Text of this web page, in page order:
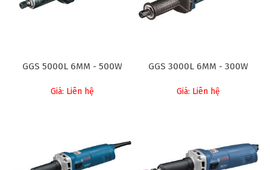
GGS 5000L 6MM - 500W
Giá: Liên hệ
GGS 3000L 6MM - 300W
Giá: Liên hệ